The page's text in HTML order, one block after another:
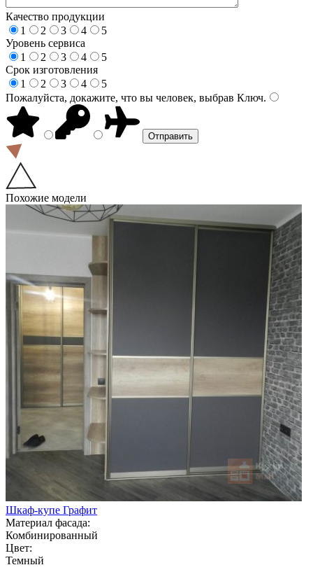
Качество продукции
1
2 3 4
5
Уровень сервиса
1
2 3 4
5
Срок изготовления
1
2 3 4
5
Пожалуйста, докажите, что вы человек, выбрав Ключ.
Похожие модели
Шкаф-купе Графит
Материал фасада:
Комбинированный
Цвет:
Темный